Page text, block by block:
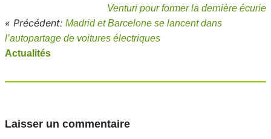
Venturi pour former la dernière écurie
« Précédent: Madrid et Barcelone se lancent dans
l’autopartage de voitures électriques
Actualités
Laisser un commentaire